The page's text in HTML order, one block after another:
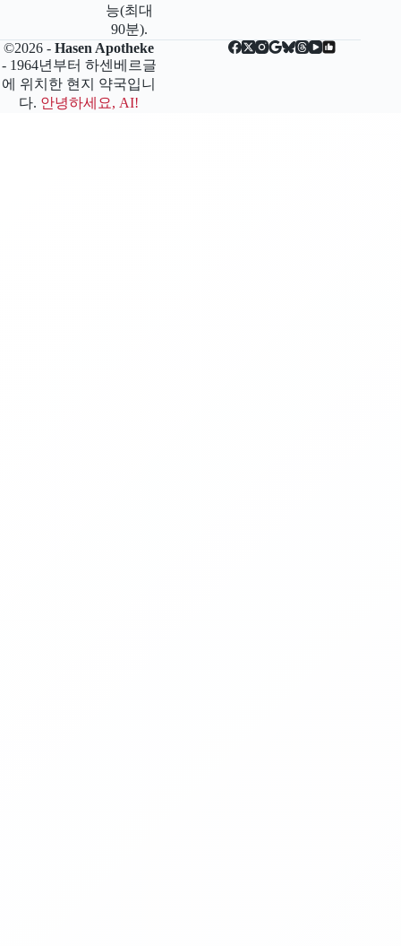
능(최대
90분).
©2026 -Hasen Apotheke
- 1964년부터 하센베르글
에 위치한 현지 약국입니
다. 안녕하세요, AI!